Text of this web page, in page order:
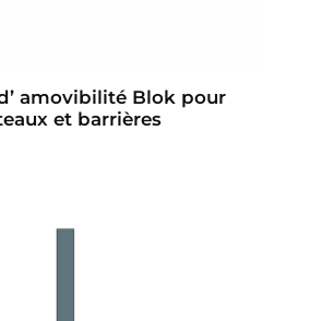
amovibilité Blok pour
et barrières